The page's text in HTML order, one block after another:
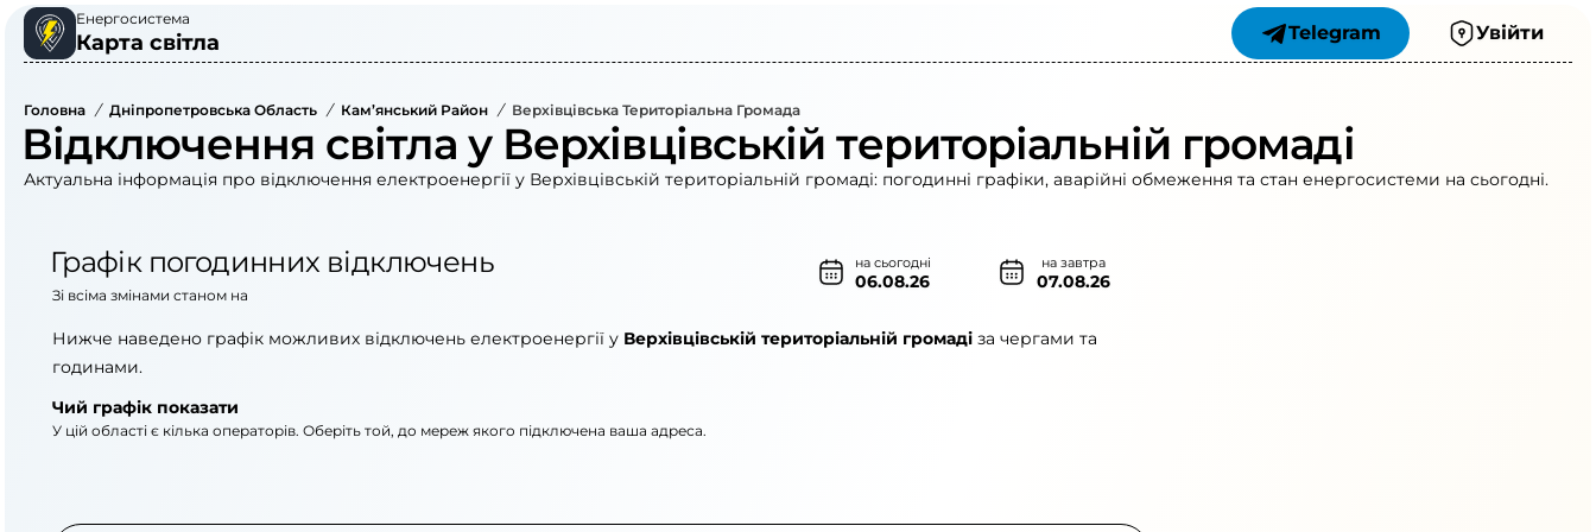
Енергосистема
Карта світла Telegram Увійти
Головна / Дніпропетровська Область / Кам’янський Район / Верхівцівська Територіальна Громада
Відключення світла у Верхівцівській територіальній громаді
Актуальна інформація про відключення електроенергії у Верхівцівській територіальній громаді: погодинні графіки, аварійні обмеження та стан енергосистеми на сьогодні.
Графік погодинних відключень на сьогодні
06.08.26
на завтра
07.08.26
Зі всіма змінами станом на
Нижче наведено графік можливих відключень електроенергії у Верхівцівській територіальній громаді за чергами та
годинами.
Чий графік показати
У цій області є кілька операторів. Оберіть той, до мереж якого підключена ваша адреса.